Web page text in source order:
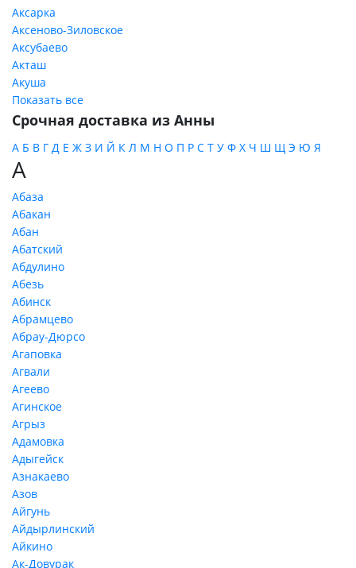
Аксарка
Аксеново-Зиловское
Аксубаево
Акташ
Акуша
Показать все
Срочная доставка из Анны
А Б В Г Д Е Ж З И Й К Л М Н О П Р С Т У Ф Х Ч Ш Щ Э Ю Я
А
Абаза
Абакан
Абан
Абатский
Абдулино
Абезь
Абинск
Абрамцево
Абрау-Дюрсо
Агаповка
Агвали
Агеево
Агинское
Агрыз
Адамовка
Адыгейск
Азнакаево
Азов
Айгунь
Айдырлинский
Айкино
Ак-Довурак